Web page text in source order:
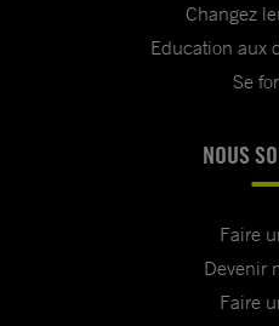
Changez
Education aux
Se
NOUS
Faire
Devenir
Faire